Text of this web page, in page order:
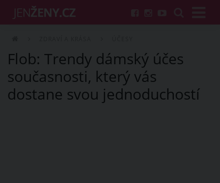
Flob: Trendy dámský účes
současnosti, který vás
dostane svou jednoduchostí